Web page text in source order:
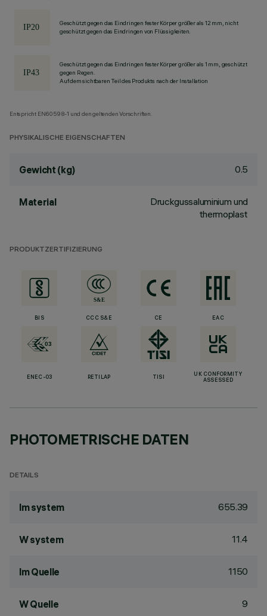
Geschützt gegen das Eindringen fester Körper größer als 12 mm, nicht
geschützt gegen das Eindringen von Flüssigkeiten.
Geschützt gegen das Eindringen fester Körper größer als 1 mm, geschützt
gegen Regen.
Auf dem sichtbaren Teil des Produkts nach der Installation
Entspricht EN60598-1 und den geltenden Vorschriften.
PHYSIKALISCHE EIGENSCHAFTEN
Gewicht (kg) 0.5
Material
Druckgussaluminium und
thermoplast
PRODUKTZERTIFIZIERUNG
BIS CCC S&E CE EAC
ENEC-03 RETILAP TISI
UK CONFORMITY
ASSESSED
PHOTOMETRISCHE DATEN
DETAILS
lm system 655.39
W system 11.4
lm Quelle 1150
W Quelle 9